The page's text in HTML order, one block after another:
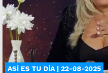
ASÍ ES TU DÍA | 22-08-2025